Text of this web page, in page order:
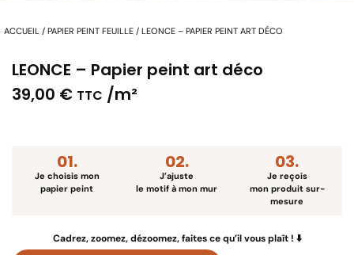
ACCUEIL / PAPIER PEINT FEUILLE / LEONCE – PAPIER PEINT ART DÉCO
LEONCE – Papier peint art déco
39,00 € TTC /m²
01.
Je choisis mon
papier peint
02.
J’ajuste
le motif à mon mur
03.
Je reçois
mon produit sur-
mesure
Cadrez, zoomez, dézoomez, faites ce qu’il vous plaît ! ⬇️